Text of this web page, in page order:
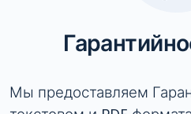
Мы предоставляем